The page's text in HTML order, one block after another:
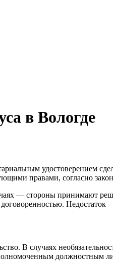
в Вологде
удостоверением
правами, согласно
— стороны принимают
Недостаток
В случаях
должностным